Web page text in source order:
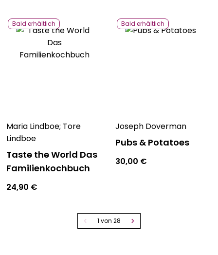
Bald erhältlich
Maria Lindboe; Tore
Lindboe
Taste the World Das
Familienkochbuch
24,90 €
Bald erhältlich
Joseph Doverman
Pubs & Potatoes
30,00 €
1 von 28